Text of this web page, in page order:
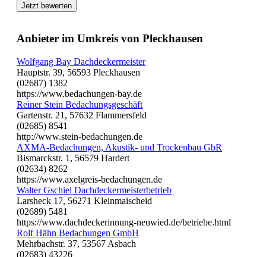
Jetzt bewerten
Anbieter im Umkreis von Pleckhausen
Wolfgang Bay Dachdeckermeister
Hauptstr. 39, 56593 Pleckhausen
(02687) 1382
https://www.bedachungen-bay.de
Reiner Stein Bedachungsgeschäft
Gartenstr. 21, 57632 Flammersfeld
(02685) 8541
http://www.stein-bedachungen.de
AXMA-Bedachungen, Akustik- und Trockenbau GbR
Bismarckstr. 1, 56579 Hardert
(02634) 8262
https://www.axelgreis-bedachungen.de
Walter Gschiel Dachdeckermeisterbetrieb
Larsheck 17, 56271 Kleinmaischeid
(02689) 5481
https://www.dachdeckerinnung-neuwied.de/betriebe.html
Rolf Hähn Bedachungen GmbH
Mehrbachstr. 37, 53567 Asbach
(02683) 43226